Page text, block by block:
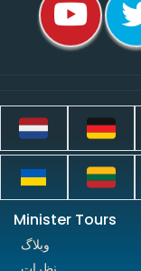
Minister Tours
وبلاگ